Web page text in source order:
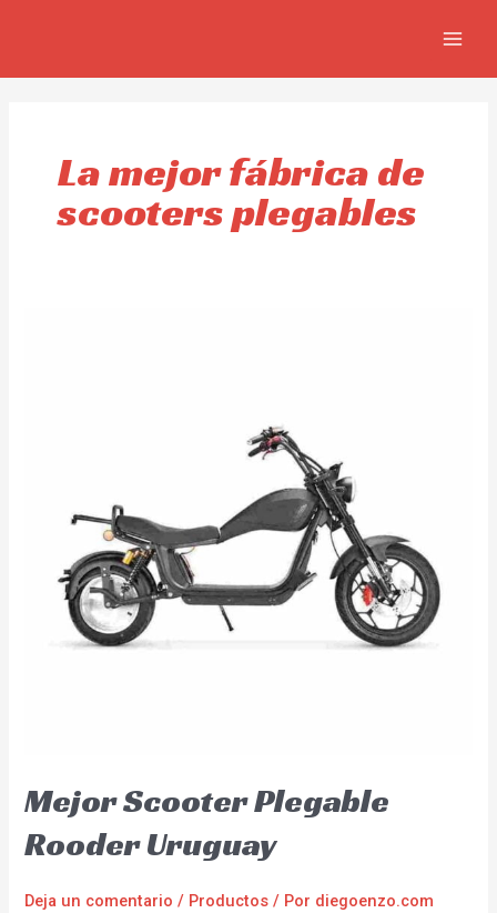
La mejor fábrica de
scooters plegables
Mejor Scooter Plegable
Rooder Uruguay
Deja un comentario / Productos / Por diegoenzo.com